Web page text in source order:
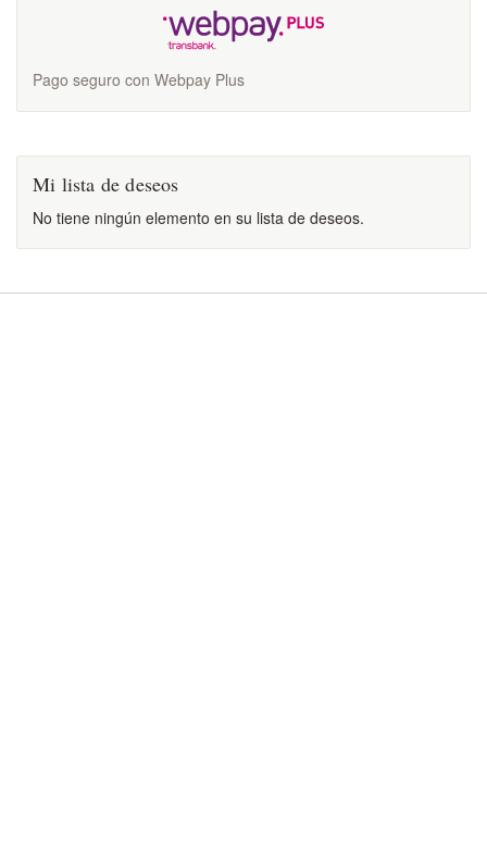
Pago seguro con Webpay Plus
Mi lista de deseos
No tiene ningún elemento en su lista de deseos.